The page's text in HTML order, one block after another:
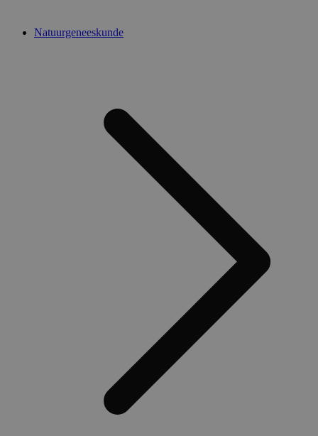
Natuurgeneeskunde